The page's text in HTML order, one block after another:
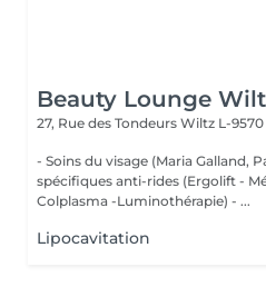
Beauty Lounge
27, Rue des Tondeurs Wiltz L-9570
- Soins du visage (Maria Galland,
spécifiques anti-rides (Ergolift -
Colplasma -Luminothérapie) - ...
Lipocavitation